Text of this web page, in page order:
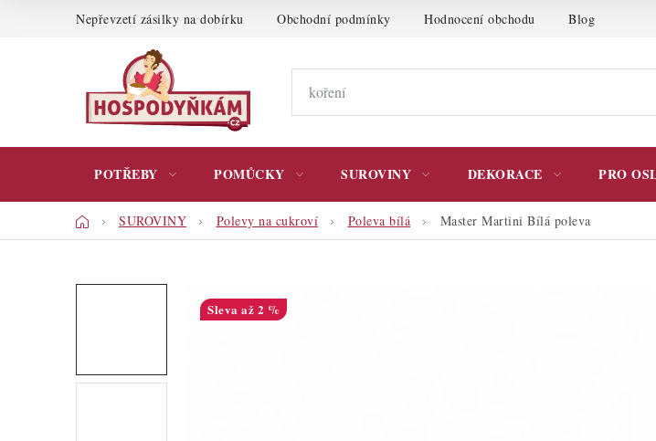
Nepřevzetí zásilky na dobírku Obchodní podmínky Hodnocení obchodu Blog
POTŘEBY POMŮCKY SUROVINY DEKORACE PRO
DomůSUROVINY Polevy na cukroví Poleva bílá Master Martini Bílá poleva
až 2 %